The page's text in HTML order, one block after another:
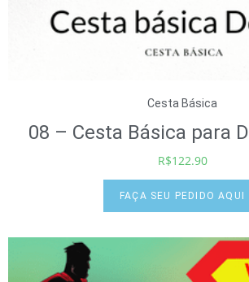
Cesta Básica
08 – Cesta Básica para
R$122.90
FAÇA SEU PEDIDO AQUI